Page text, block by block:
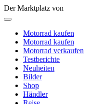
Der Marktplatz von
Motorrad kaufen
Motorrad kaufen
Motorrad verkaufen
Testberichte
Neuheiten
Bilder
Shop
Händler